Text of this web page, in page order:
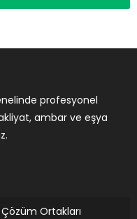
profesyonel
ambar ve eşya
Çözüm Ortakları